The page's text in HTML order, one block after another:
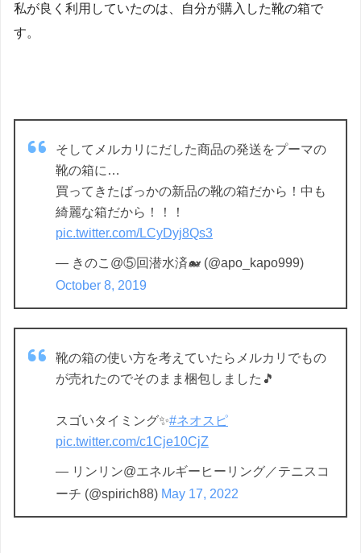
私が良く利用していたのは、自分が購入した靴の箱で
す。
そしてメルカリにだした商品の発送をプーマの
靴の箱に…
買ってきたばっかの新品の靴の箱だから！中も
綺麗な箱だから！！！
pic.twitter.com/LCyDyj8Qs3
— きのこ@⑤回潜水済🐋 (@apo_kapo999)
October 8, 2019
靴の箱の使い方を考えていたらメルカリでもの
が売れたのでそのまま梱包しました🎵
スゴいタイミング✨#ネオスピ
pic.twitter.com/c1Cje10CjZ
— リンリン@エネルギーヒーリング／テニスコ
ーチ (@spirich88) May 17, 2022